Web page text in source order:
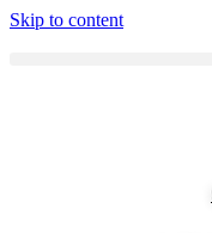
Skip to content